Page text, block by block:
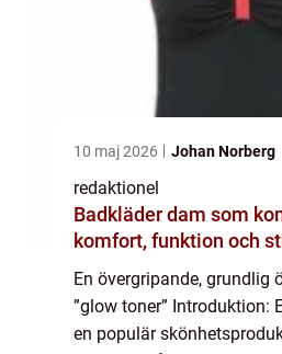
10 maj 2026 Johan Norberg
redaktionel
Badkläder dam som
komfort, funktion och
En övergripande, grundlig
”glow toner” Introduktion:
en populär